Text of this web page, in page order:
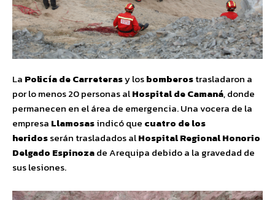
La Policía de Carreterasy losbomberostrasladaron a
por lo menos 20 personas alHospital de Camaná, donde
permanecen en el área de emergencia. Una vocera de la
empresa Llamosasindicó que cuatro de los
heridosserán trasladados alHospital Regional Honorio
Delgado Espinozade Arequipa debido a la gravedad de
sus lesiones.